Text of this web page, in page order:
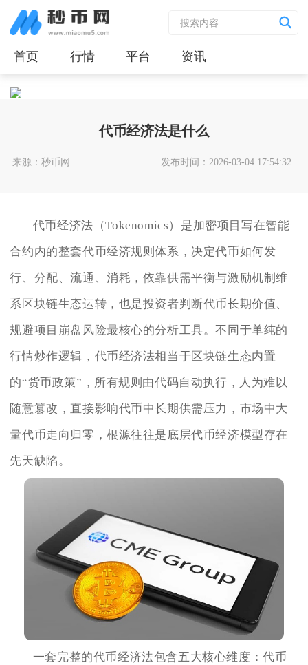
首页 行情 平台 资讯
代币经济法是什么
来源：秒币网 发布时间：2026-03-04 17:54:32
代币经济法（Tokenomics）是加密项目写在智能
合约内的整套代币经济规则体系，决定代币如何发
行、分配、流通、消耗，依靠供需平衡与激励机制维
系区块链生态运转，也是投资者判断代币长期价值、
规避项目崩盘风险最核心的分析工具。不同于单纯的
行情炒作逻辑，代币经济法相当于区块链生态内置
的“货币政策”，所有规则由代码自动执行，人为难以
随意篡改，直接影响代币中长期供需压力，市场中大
量代币走向归零，根源往往是底层代币经济模型存在
先天缺陷。
一套完整的代币经济法包含五大核心维度：代币